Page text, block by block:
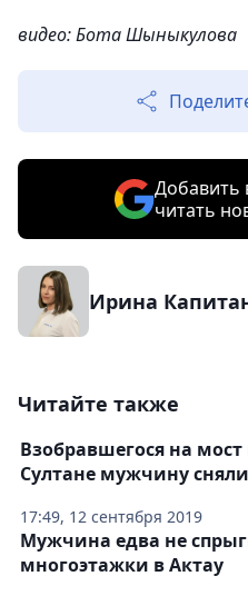
видео: Бота Шыныкулова
Добавить
читать
Ирина
Читайте также
17:49, 12 сентября 2019
Взобравшегося на мост
Султане мужчину сняли
Мужчина едва не
многоэтажки в Актау